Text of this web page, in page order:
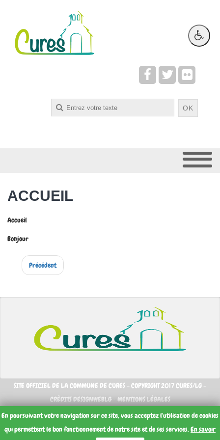
OK
ACCUEIL
Accueil
Bonjour
Précédent
SITE OFFICIEL DE LA COMMUNE DE CURES - COPYRIGHT 2017 CURES/LG -
CRÉDITS DESIGNWEBLG -MENTIONS LÉGALES
En poursuivant votre navigation sur ce site, vous acceptez l'utilisation de cookies
qui permettent le bon fonctionnement de notre site et de ses services.En savoir